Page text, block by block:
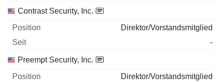
Contrast Security, Inc.
Direktor/Vorstandsmitglied
-
Preempt Security, Inc.
Direktor/Vorstandsmitglied